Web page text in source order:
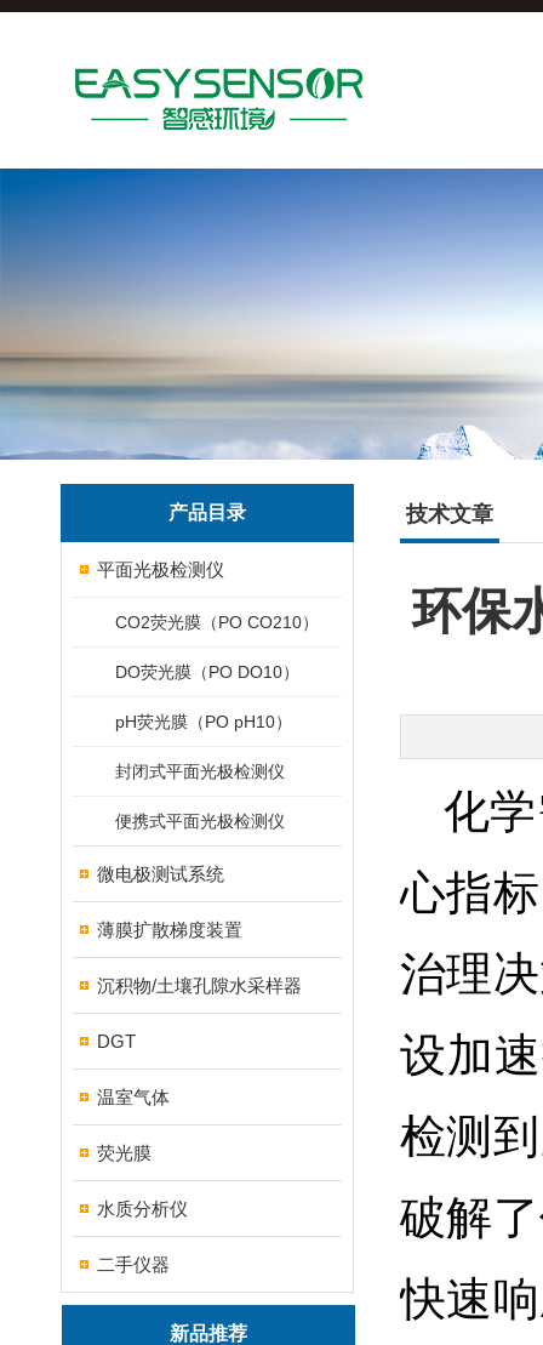
产品目录
平面光极检测仪
CO2荧光膜（PO CO210）
DO荧光膜（PO DO10）
pH荧光膜（PO pH10）
封闭式平面光极检测仪
便携式平面光极检测仪
微电极测试系统
薄膜扩散梯度装置
沉积物/土壤孔隙水采样器
DGT
温室气体
荧光膜
水质分析仪
二手仪器
新品推荐
技术文章
环保
化
心指
治理
设加
检测
破解
快速